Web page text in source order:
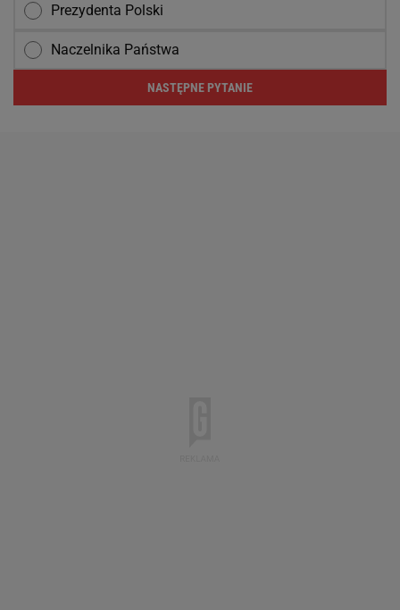
Prezydenta Polski
Naczelnika Państwa
NASTĘPNE PYTANIE